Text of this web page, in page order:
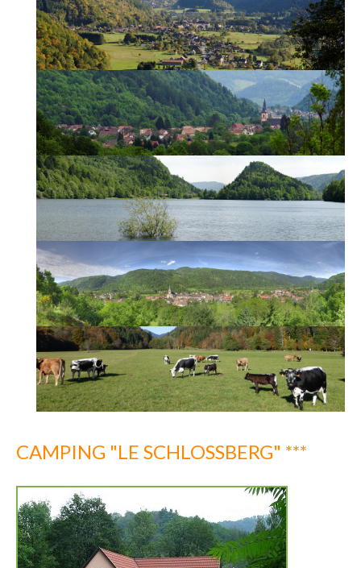
CAMPING "LE SCHLOSSBERG" ***